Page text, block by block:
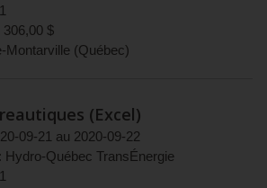
1
306,00 $
Montarville (Québec)
(Excel)
09-21 au 2020-09-22
Hydro-Québec TransÉnergie
1